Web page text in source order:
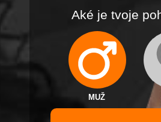
Aké je tvoje
MUŽ